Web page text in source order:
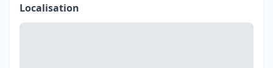
Localisation